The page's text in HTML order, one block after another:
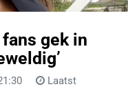
gek in
Laatst